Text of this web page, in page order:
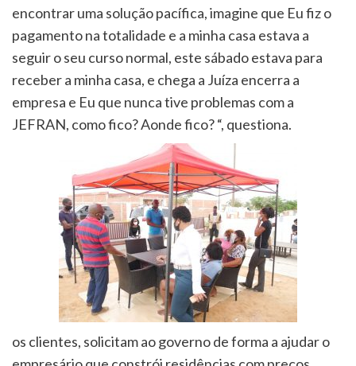
encontrar uma solução pacífica, imagine que Eu fiz o
pagamento na totalidade e a minha casa estava a
seguir o seu curso normal, este sábado estava para
receber a minha casa, e chega a Juíza encerra a
empresa e Eu que nunca tive problemas com a
JEFRAN, como fico? Aonde fico? “, questiona.
os clientes, solicitam ao governo de forma a ajudar o